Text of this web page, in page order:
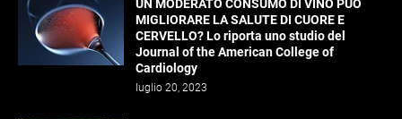
UN MODERATO CONSUMO DI VINO PUÒ
MIGLIORARE LA SALUTE DI CUORE E
CERVELLO? Lo riporta uno studio del
Journal of the American College of
Cardiology
luglio 20, 2023